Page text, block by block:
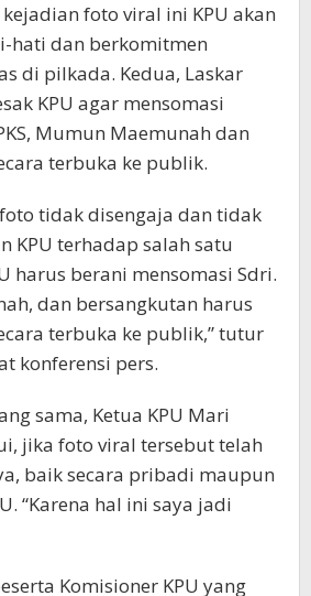
foto viral ini KPU akan
hati dan berkomitmen
di pilkada. Kedua, Laskar
KPU agar mensomasi
Mumun Maemunah dan
terbuka ke publik.
tidak disengaja dan tidak
KPU terhadap salah satu
harus berani mensomasi Sdri.
dan bersangkutan harus
terbuka ke publik,” tutur
konferensi pers.
sama, Ketua KPU Mari
jika foto viral tersebut telah
baik secara pribadi maupun
“Karena hal ini saya jadi
Komisioner KPU yang